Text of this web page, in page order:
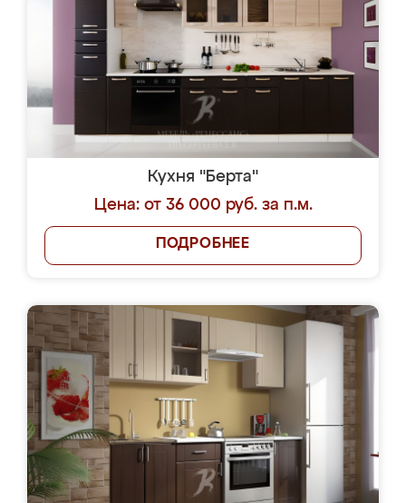
Кухня "Берта"
Цена: от 36 000 руб. за п.м.
ПОДРОБНЕЕ